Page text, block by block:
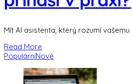
Mít AI asistenta, který rozumí
Read More
PopulárníNové